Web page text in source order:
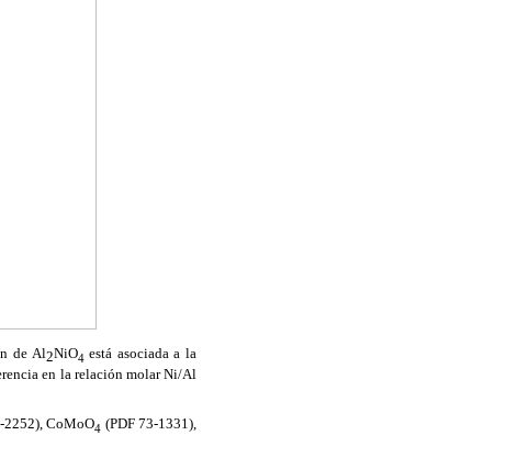
de Al2NiO4 está asociada a la
en la relación molar Ni/Al
2252), CoMoO4 (PDF 73-1331),